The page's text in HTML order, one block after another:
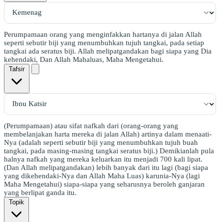
Perumpamaan orang yang menginfakkan hartanya di jalan Allah
seperti sebutir biji yang menumbuhkan tujuh tangkai, pada setiap
tangkai ada seratus biji. Allah melipatgandakan bagi siapa yang Dia
kehendaki, Dan Allah Mahaluas, Maha Mengetahui.
Tafsir
(Perumpamaan) atau sifat nafkah dari (orang-orang yang
membelanjakan harta mereka di jalan Allah) artinya dalam menaati-
Nya (adalah seperti sebutir biji yang menumbuhkan tujuh buah
tangkai, pada masing-masing tangkai seratus biji.) Demikianlah pula
halnya nafkah yang mereka keluarkan itu menjadi 700 kali lipat.
(Dan Allah melipatgandakan) lebih banyak dari itu lagi (bagi siapa
yang dikehendaki-Nya dan Allah Maha Luas) karunia-Nya (lagi
Maha Mengetahui) siapa-siapa yang seharusnya beroleh ganjaran
yang berlipat ganda itu.
Topik